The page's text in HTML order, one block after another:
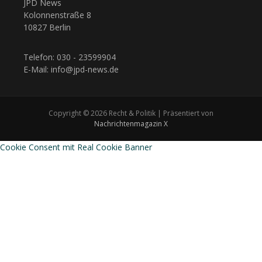
JPD News
Kolonnenstraße 8
10827 Berlin
Telefon: 030 - 23599904
E-Mail: info@jpd-news.de
Copyright © 2026 Recht & Politik | Präsentiert von
Nachrichtenmagazin X
Cookie Consent mit Real Cookie Banner